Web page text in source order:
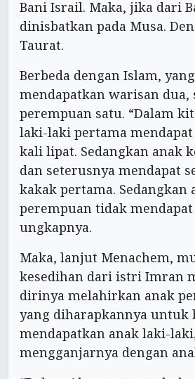
Bani Israil. Maka, jika dari
dinisbatkan pada Musa.
Taurat.
Berbeda dengan Islam,
mendapatkan warisan dua,
perempuan satu. “Dalam
laki-laki pertama
kali lipat. Sedangkan anak
dan seterusnya mendapat
kakak pertama. Sedangkan
perempuan tidak mendapat
ungkapnya.
Maka, lanjut Menachem,
kesedihan dari istri Imran
dirinya melahirkan anak
yang diharapkannya untuk
mendapatkan anak laki-
mengganjarnya dengan